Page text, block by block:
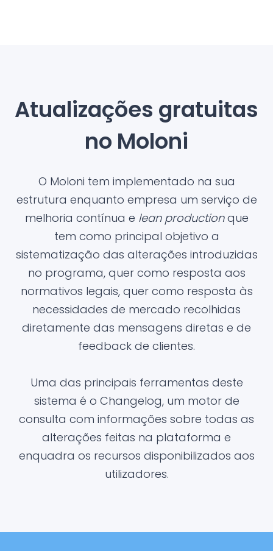
Atualizações gratuitas
no Moloni
O Moloni tem implementado na sua
estrutura enquanto empresa um serviço de
melhoria contínua e lean productionque
tem como principal objetivo a
sistematização das alterações introduzidas
no programa, quer como resposta aos
normativos legais, quer como resposta às
necessidades de mercado recolhidas
diretamente das mensagens diretas e de
feedback de clientes.
Uma das principais ferramentas deste
sistema é o Changelog, um motor de
consulta com informações sobre todas as
alterações feitas na plataforma e
enquadra os recursos disponibilizados aos
utilizadores.